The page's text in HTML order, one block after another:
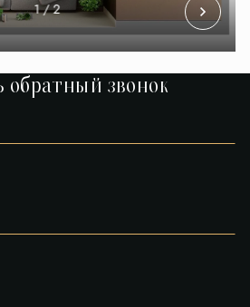
1 / 2
обратный звонок